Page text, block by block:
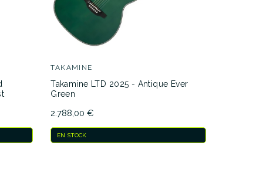
TAKAMINE
Takamine LTD 2025 - Antique Ever
Green
2.788,00 €
EN STOCK